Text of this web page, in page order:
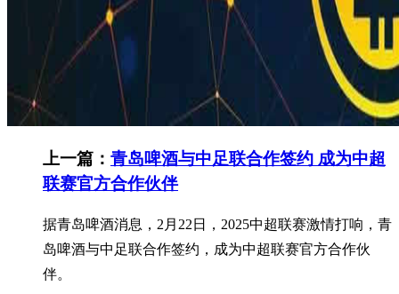
上一篇： 青岛啤酒与中足联合作签约 成为中超
联赛官方合作伙伴
据青岛啤酒消息，2月22日，2025中超联赛激情打响，青
岛啤酒与中足联合作签约，成为中超联赛官方合作伙
伴。